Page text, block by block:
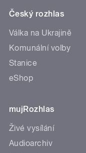
Český rozhlas
Válka na Ukrajině
Komunální volby
Stanice
eShop
mujRozhlas
Živé vysílání
Audioarchiv